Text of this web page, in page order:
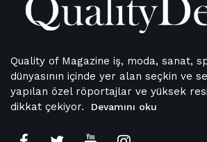
Quality of Magazine iş, moda, sanat,
dünyasının içinde yer alan seçkin ve
yapılan özel röportajlar ve yüksek
dikkat çekiyor.
Devamını oku